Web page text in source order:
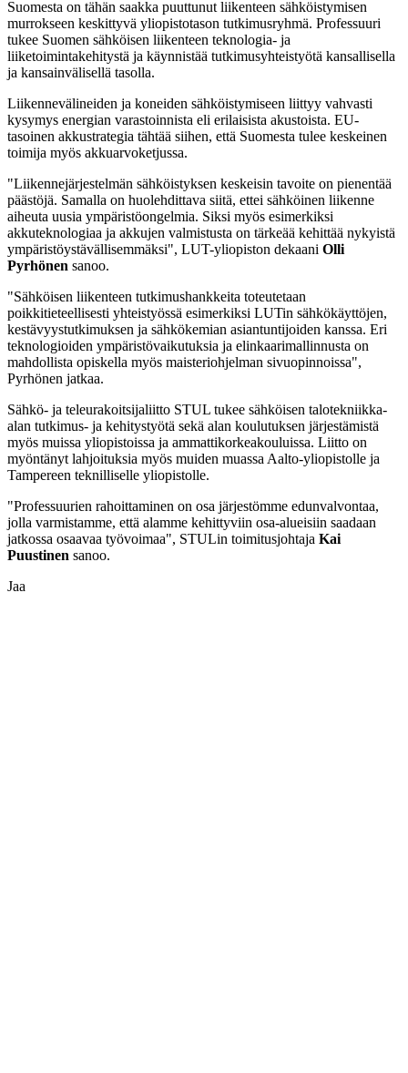
Suomesta on tähän saakka puuttunut liikenteen sähköistymisen
murrokseen keskittyvä yliopistotason tutkimusryhmä. Professuuri
tukee Suomen sähköisen liikenteen teknologia- ja
liiketoimintakehitystä ja käynnistää tutkimusyhteistyötä kansallisella
ja kansainvälisellä tasolla.
Liikennevälineiden ja koneiden sähköistymiseen liittyy vahvasti
kysymys energian varastoinnista eli erilaisista akustoista. EU-
tasoinen akkustrategia tähtää siihen, että Suomesta tulee keskeinen
toimija myös akkuarvoketjussa.
"Liikennejärjestelmän sähköistyksen keskeisin tavoite on pienentää
päästöjä. Samalla on huolehdittava siitä, ettei sähköinen liikenne
aiheuta uusia ympäristöongelmia. Siksi myös esimerkiksi
akkuteknologiaa ja akkujen valmistusta on tärkeää kehittää nykyistä
ympäristöystävällisemmäksi", LUT-yliopiston dekaani Olli
Pyrhönen sanoo.
"Sähköisen liikenteen tutkimushankkeita toteutetaan
poikkitieteellisesti yhteistyössä esimerkiksi LUTin sähkökäyttöjen,
kestävyystutkimuksen ja sähkökemian asiantuntijoiden kanssa. Eri
teknologioiden ympäristövaikutuksia ja elinkaarimallinnusta on
mahdollista opiskella myös maisteriohjelman sivuopinnoissa",
Pyrhönen jatkaa.
Sähkö- ja teleurakoitsijaliitto STUL tukee sähköisen talotekniikka-
alan tutkimus- ja kehitystyötä sekä alan koulutuksen järjestämistä
myös muissa yliopistoissa ja ammattikorkeakouluissa. Liitto on
myöntänyt lahjoituksia myös muiden muassa Aalto-yliopistolle ja
Tampereen teknilliselle yliopistolle.
"Professuurien rahoittaminen on osa järjestömme edunvalvontaa,
jolla varmistamme, että alamme kehittyviin osa-alueisiin saadaan
jatkossa osaavaa työvoimaa", STULin toimitusjohtaja Kai
Puustinen sanoo.
Jaa